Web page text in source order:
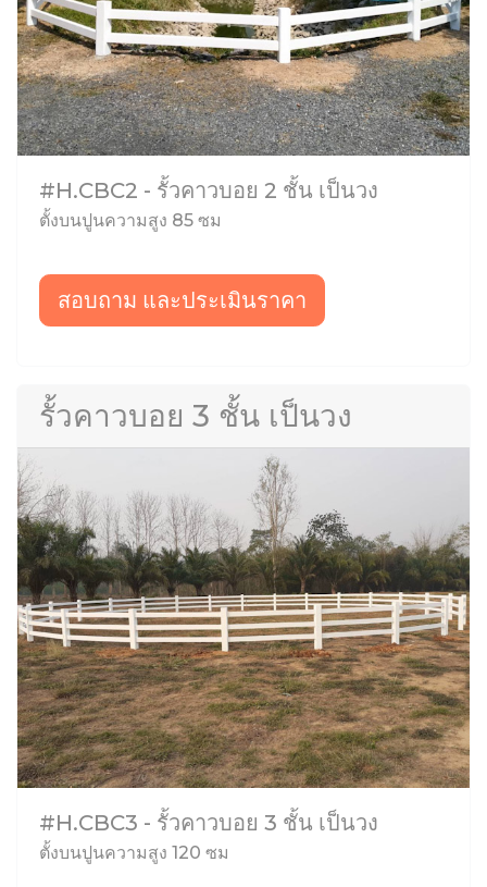
#H.CBC2 - รั้วคาวบอย 2 ชั้น เป็นวง
ตั้งบนปูนความสูง 85 ซม
สอบถาม และประเมินราคา
รั้วคาวบอย 3 ชั้น เป็นวง
#H.CBC3 - รั้วคาวบอย 3 ชั้น เป็นวง
ตั้งบนปูนความสูง 120 ซม